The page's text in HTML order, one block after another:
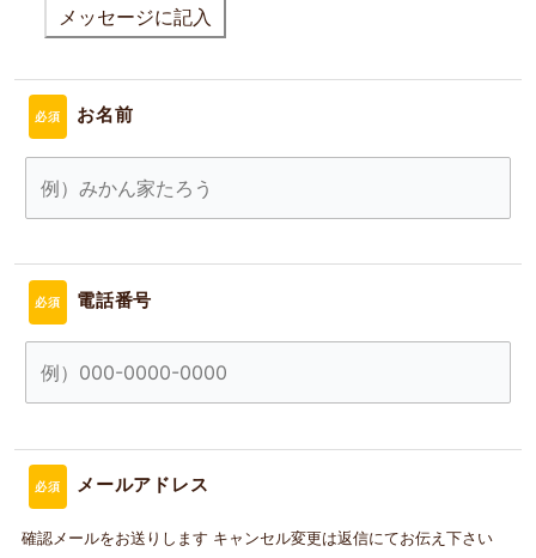
メッセージに記入
必須 お名前
必須 電話番号
必須 メールアドレス
確認メールをお送りします キャンセル変更は返信にてお伝え下さい